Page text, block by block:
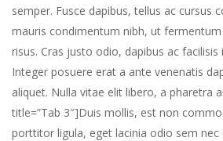
semper. Fusce dapibus, tellus ac cursus
mauris condimentum nibh, ut
risus. Cras justo odio, dapibus ac
Integer posuere erat a ante venenatis
aliquet. Nulla vitae elit libero, a pharetra
title=”Tab 3″]Duis mollis, est non
porttitor ligula, eget lacinia odio sem nec